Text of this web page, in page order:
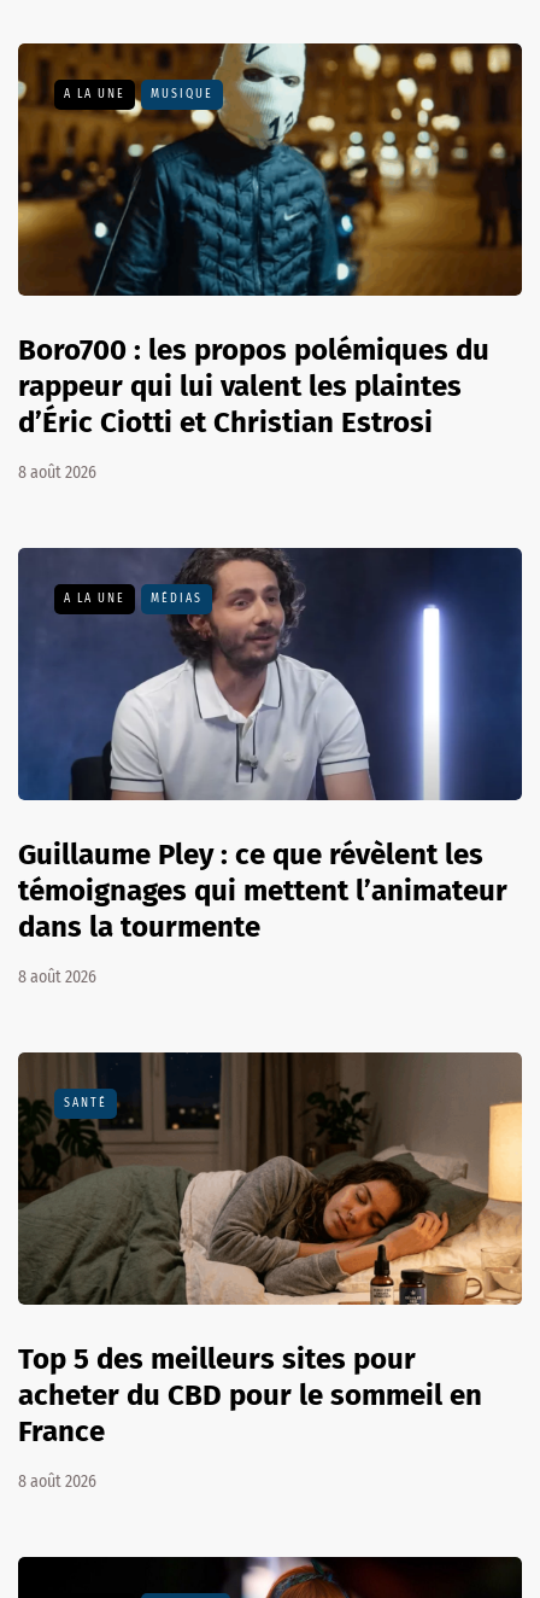
A LA UNE MUSIQUE
Boro700 : les propos polémiques du
rappeur qui lui valent les plaintes
d’Éric Ciotti et Christian Estrosi
8 août 2026
A LA UNE MÉDIAS
Guillaume Pley : ce que révèlent les
témoignages qui mettent l’animateur
dans la tourmente
8 août 2026
SANTÉ
Top 5 des meilleurs sites pour
acheter du CBD pour le sommeil en
France
8 août 2026